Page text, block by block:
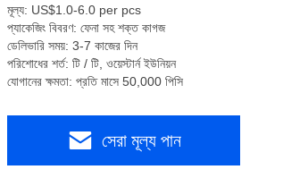
মূল্য: US$1.0-6.0 per pcs
প্যাকেজিং বিবরণ: ফেনা সহ শক্ত কাগজ
ডেলিভারি সময়: 3-7 কাজের দিন
পরিশোধের শর্ত: টি / টি, ওয়েস্টার্ন ইউনিয়ন
যোগানের ক্ষমতা: প্রতি মাসে 50,000 পিসি
সেরা মূল্য পান